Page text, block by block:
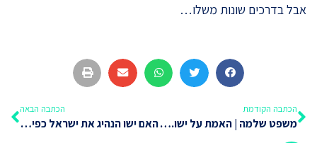
אבל בדרכים שונות משלו…
הכתבה הקודמת
משפט שלמה | האמת על ישו. כתבה מרתקת
הכתבה הבאה
האם ישו הנהיג את ישראל כפי הטענה הנוצרית?